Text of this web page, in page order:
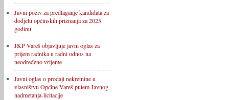
Javni poziv za predlaganje kandidata za
dodjelu općinskih priznanja za 2025.
godinu
JKP Vareš objavljuje javni oglas za
prijem radnika u radni odnos na
neodređeno vrijeme
Javni oglas o prodaji nekretnine u
vlasništvu Općine Vareš putem Javnog
nadmetanja-licitacije